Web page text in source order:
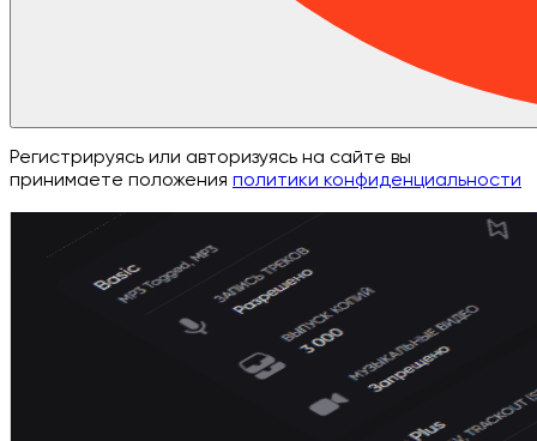
Регистрируясь или авторизуясь на сайте вы
принимаете положения политики конфиденциальности